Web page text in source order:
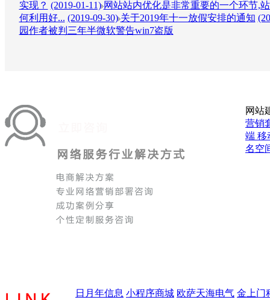
实现？ (2019-01-11) 网站站内优化是非常重要的一个环节,
何利用好... (2019-09-30) 关于2019年十一放假安排的通知
园作者被判三年半微软警告win7盗版
网站
营销
端 移
名空
日月年信息 小程序商城 欧萨天海电气 金上门